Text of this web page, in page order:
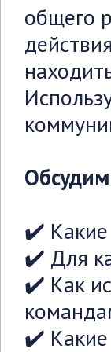
общего
✔️ Какие
✔️ Для
✔️ Как
✔️ Какие